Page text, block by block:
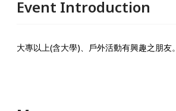
Event Introduction
大專以上(含大學)、戶外活動有興趣之朋友